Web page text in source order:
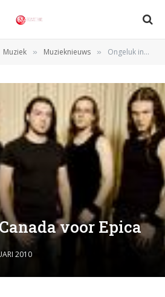
Muziek » Muzieknieuws » Ongeluk in Canada voor Epica
voor Epica
2010